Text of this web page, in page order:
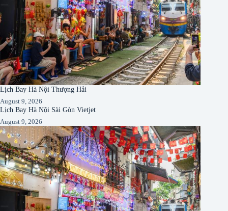
Lịch Bay Hà Nội Thượng Hải
August 9, 2026
Lịch Bay Hà Nội Sài Gòn Vietjet
August 9, 2026